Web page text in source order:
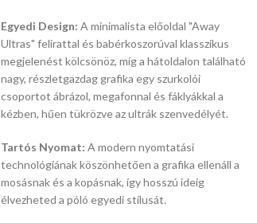
Egyedi Design: A minimalista előoldal "Away
Ultras" felirattal és babérkoszorúval klasszikus
megjelenést kölcsönöz, míg a hátoldalon található
nagy, részletgazdag grafika egy szurkolói
csoportot ábrázol, megafonnal és fáklyákkal a
kézben, hűen tükrözve az ultrák szenvedélyét.
Tartós Nyomat: A modern nyomtatási
technológiának köszönhetően a grafika ellenáll a
mosásnak és a kopásnak, így hosszú ideig
élvezheted a póló egyedi stílusát.